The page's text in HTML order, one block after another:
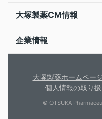
大塚製薬CM情報
企業情報
大塚製薬ホームペー
個人情報の取り
© OTSUKA